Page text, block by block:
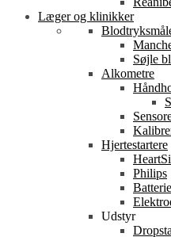
Læger og klinikker
Søjle
Alkometre
Hjertestartere
Philips
Udstyr